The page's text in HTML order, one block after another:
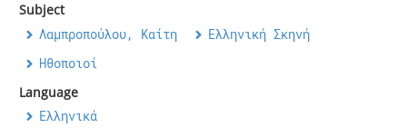
Subject
Λαμπροπούλου, Καίτη
Ελληνική Σκηνή
Ηθοποιοί
Language
Ελληνικά